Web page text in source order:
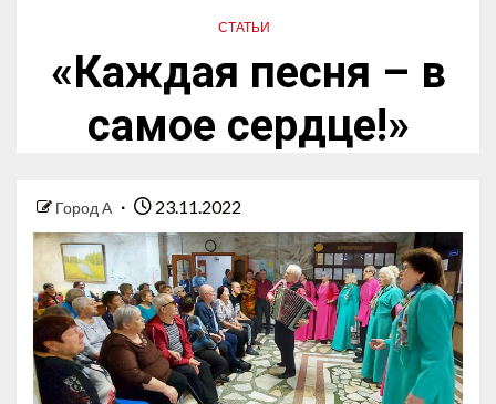
СТАТЬИ
«Каждая песня – в
самое сердце!»
Город А 23.11.2022